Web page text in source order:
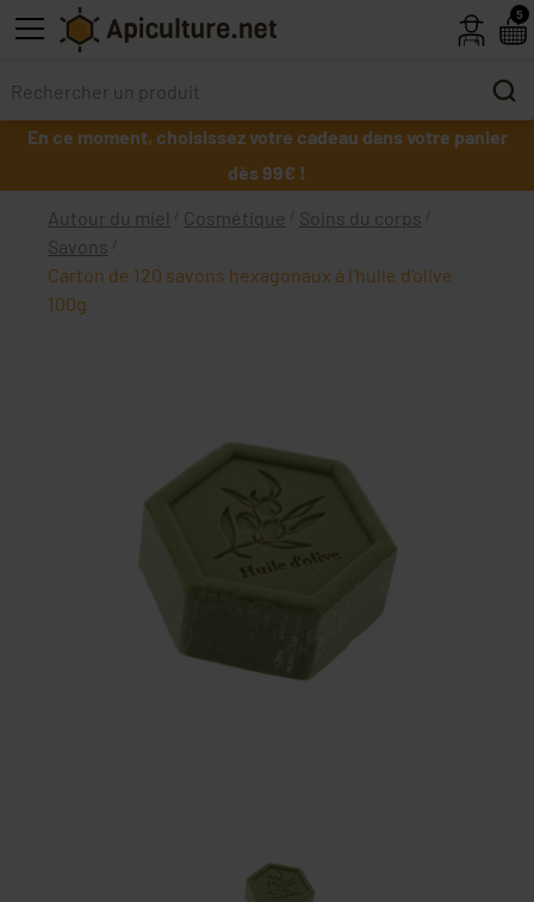
Skip to main content
En ce moment, choisissez votre cadeau dans votre panier
dès 99€ !
Autour du miel Cosmétique
Soins du corps
Savons
Carton de 120 savons hexagonaux à l'huile d'olive
100g
5